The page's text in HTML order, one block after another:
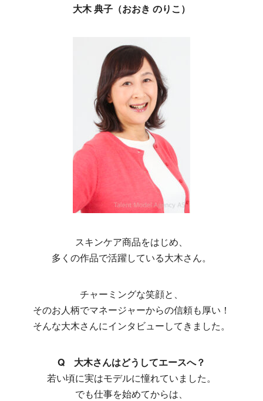
大木 典子（おおき のりこ）
スキンケア商品をはじめ、
多くの作品で活躍している大木さん。
チャーミングな笑顔と、
そのお人柄でマネージャーからの信頼も厚い！
そんな大木さんにインタビューしてきました。
Q 大木さんはどうしてエースへ？
若い頃に実はモデルに憧れていました。
でも仕事を始めてからは、